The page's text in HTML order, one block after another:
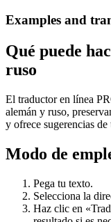
Examples and
Qué puede
ruso
El traductor en línea
alemán y ruso,
y ofrece sugerencias
Modo de
Pega tu texto.
Selecciona la
Haz clic en